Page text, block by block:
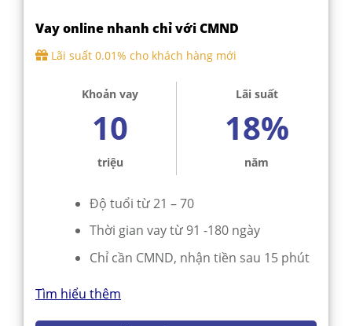
Vay online nhanh chỉ với CMND
Lãi suất 0.01% cho khách hàng mới
Khoản vay
10
triệu
Lãi suất
18%
năm
Độ tuổi từ 21 – 70
Thời gian vay từ 91 -180 ngày
Chỉ cần CMND, nhận tiền sau 15 phút
Tìm hiểu thêm